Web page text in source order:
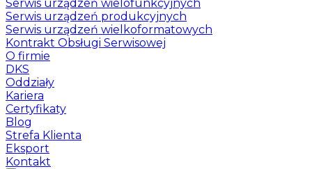
Serwis urządzeń wielofunkcyjnych
Serwis urządzeń produkcyjnych
Serwis urządzeń wielkoformatowych
Kontrakt Obsługi Serwisowej
O firmie
DKS
Oddziały
Kariera
Certyfikaty
Blog
Strefa Klienta
Eksport
Kontakt